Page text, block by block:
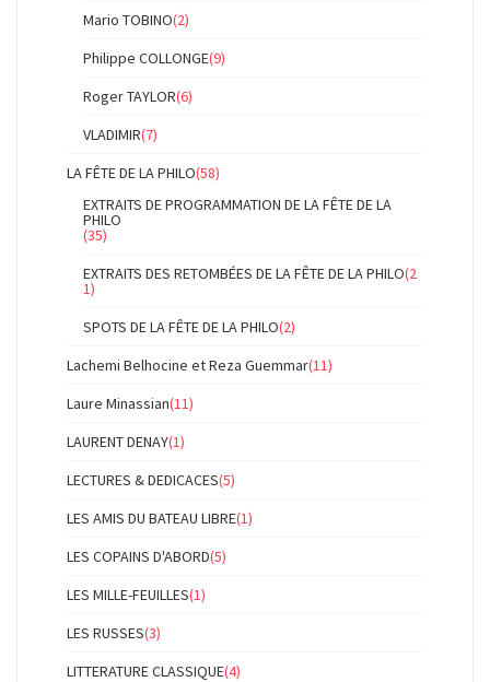
Mario TOBINO(2)
Philippe COLLONGE(9)
Roger TAYLOR(6)
VLADIMIR(7)
LA FÊTE DE LA PHILO(58)
EXTRAITS DE PROGRAMMATION DE LA FÊTE DE LA
PHILO
(35)
EXTRAITS DES RETOMBÉES DE LA FÊTE DE LA PHILO(2
1)
SPOTS DE LA FÊTE DE LA PHILO(2)
Lachemi Belhocine et Reza Guemmar(11)
Laure Minassian(11)
LAURENT DENAY(1)
LECTURES & DEDICACES(5)
LES AMIS DU BATEAU LIBRE(1)
LES COPAINS D'ABORD(5)
LES MILLE-FEUILLES(1)
LES RUSSES(3)
LITTERATURE CLASSIQUE(4)